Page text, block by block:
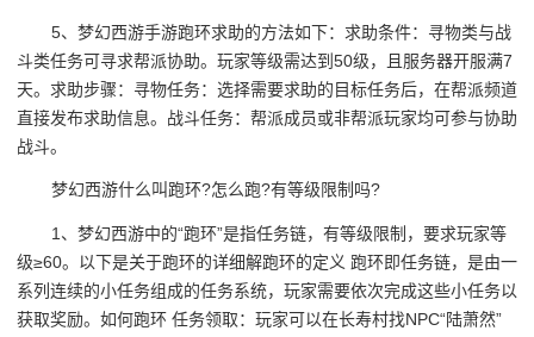
5、梦幻西游手游跑环求助的方法如下：求助条件：寻物类与战
斗类任务可寻求帮派协助。玩家等级需达到50级，且服务器开服满7
天。求助步骤：寻物任务：选择需要求助的目标任务后，在帮派频道
直接发布求助信息。战斗任务：帮派成员或非帮派玩家均可参与协助
战斗。
梦幻西游什么叫跑环?怎么跑?有等级限制吗?
1、梦幻西游中的“跑环”是指任务链，有等级限制，要求玩家等
级≥60。以下是关于跑环的详细解跑环的定义 跑环即任务链，是由一
系列连续的小任务组成的任务系统，玩家需要依次完成这些小任务以
获取奖励。如何跑环 任务领取：玩家可以在长寿村找NPC“陆萧然”